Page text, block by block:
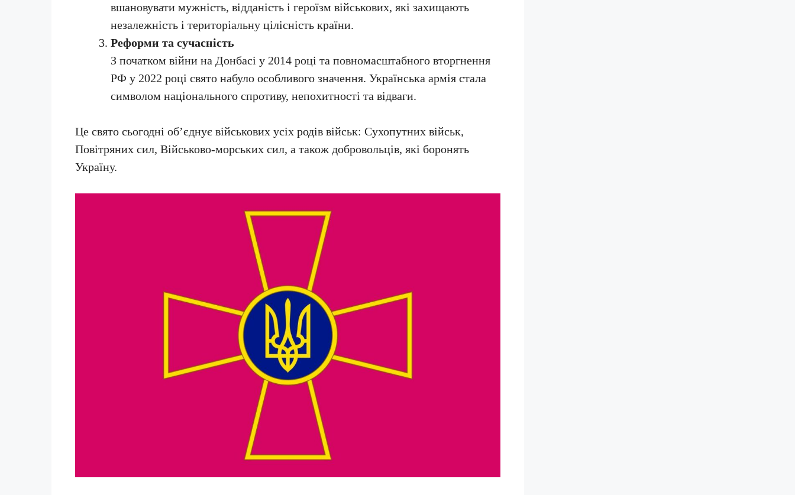
вшановувати мужність, відданість і героїзм військових, які захищають
незалежність і територіальну цілісність країни.
Реформи та сучасність
З початком війни на Донбасі у 2014 році та повномасштабного вторгнення
РФ у 2022 році свято набуло особливого значення. Українська армія стала
символом національного спротиву, непохитності та відваги.
Це свято сьогодні об’єднує військових усіх родів військ: Сухопутних військ,
Повітряних сил, Військово-морських сил, а також добровольців, які боронять
Україну.